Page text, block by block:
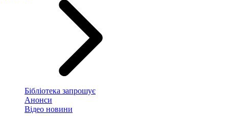
Бібліотека запрошує
Анонси
Відео новини